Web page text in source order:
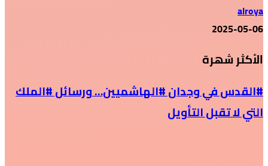
alroya
2025-05-06
الأكثر شهرة
#القدس في وجدان #الهاشميين… ورسائل #الملك
التي لا تقبل التأويل